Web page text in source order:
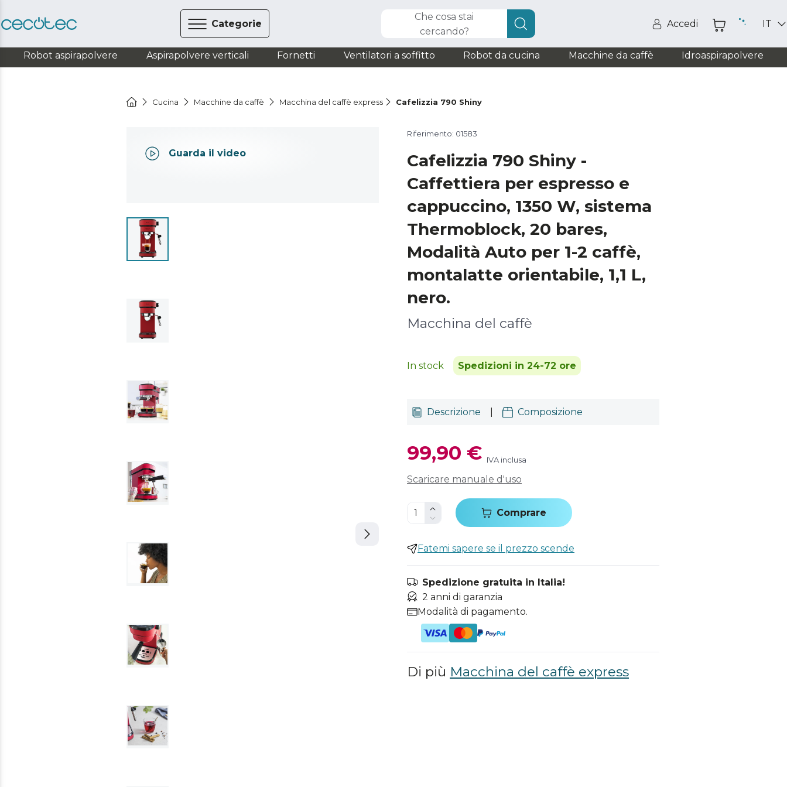
Categorie
Che cosa stai
cercando?
Accedi IT
Robot aspirapolvere Aspirapolvere verticali Fornetti Ventilatori a soffitto Robot da cucina Macchine da caffè Idroaspirapolvere
Cucina Macchine da caffè Macchina del caffè express Cafelizzia 790 Shiny
Guarda il video
Riferimento: 01583
Cafelizzia 790 Shiny -
Caffettiera per espresso e
cappuccino, 1350 W, sistema
Thermoblock, 20 bares,
Modalità Auto per 1-2 caffè,
montalatte orientabile, 1,1 L,
nero.
Macchina del caffè
In stock Spedizioni in 24-72 ore
Descrizione Composizione
99,90 € IVA inclusa
Scaricare manuale d'uso
Comprare
Fatemi sapere se il prezzo scende
Spedizione gratuita in Italia!
2 anni di garanzia
Modalità di pagamento.
Di più Macchina del caffè express